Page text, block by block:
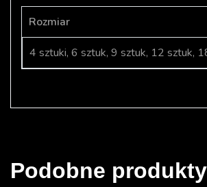
Rozmiar
4 sztuki, 6 sztuk, 9 sztuk, 12 sztuk,
Podobne produkty